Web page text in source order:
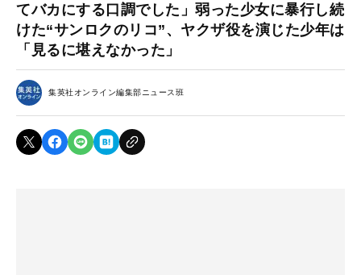
てバカにする口調でした」弱った少女に暴行し続
けた“サンロクのリコ”、ヤクザ役を演じた少年は
「見るに堪えなかった」
集英社オンライン編集部ニュース班